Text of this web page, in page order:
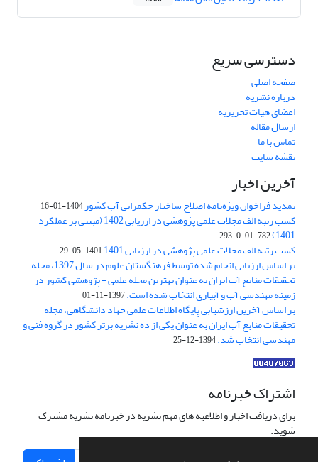
دسترسی سریع
صفحه اصلی
درباره نشریه
اعضای هیات تحریریه
ارسال مقاله
تماس با ما
نقشه سایت
آخرین اخبار
تمدید فراخوان ویژه‌نامه اصلاح ساختار حکمرانی آب کشور1404-01-16
کسب رتبه الف مجلات علمی پژوهشی در ارزیابی 1402 (مبتنی بر عملکرد
1401)
782-01-0-293
کسب رتبه الف مجلات علمی پژوهشی در ارزیابی 1401 1401-05-29
بر اساس ارزیابی انجام شده توسط فرهنگستان علوم در سال 1397، مجله
تحقیقات منابع آب ایران به عنوان بهترین مجله علمی - پژوهشی کشور در
زمینه مهندسی آب و آبیاری انتخاب شده است.1397-11-01
بر اساس آخرین ارزشیابی پایگاه اطلاعات علمی جهاد دانشگاهی، مجله
تحقیقات منابع آب ایران به عنوان یکی از ده نشریه برتر کشور در گروه فنی و
مهندسی انتخاب شد.1394-12-25
اشتراک خبرنامه
برای دریافت اخبار و اطلاعیه های مهم نشریه در خبرنامه نشریه مشترک
شوید.